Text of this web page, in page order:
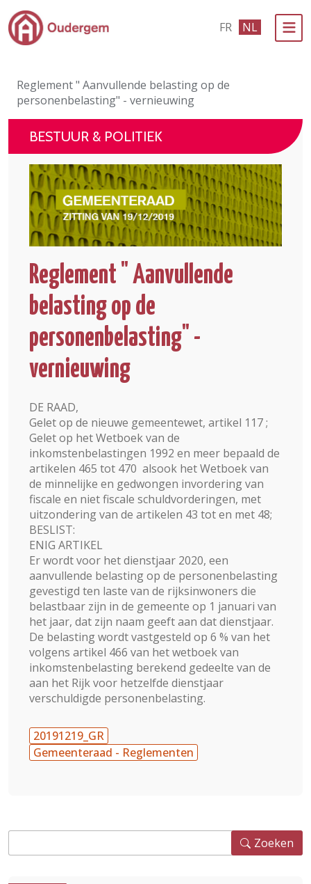
Ga naar de hoofdinhoud FR NL
Evenementen & Verenigingen
eLoket
Leven in Oudergem
In 1 klik
Reglement " Aanvullende belasting op de
personenbelasting" - vernieuwing
BESTUUR & POLITIEK
Reglement " Aanvullende
belasting op de
personenbelasting" -
vernieuwing
DE RAAD,
Gelet op de nieuwe gemeentewet, artikel 117 ;
Gelet op het Wetboek van de
inkomstenbelastingen 1992 en meer bepaald de
artikelen 465 tot 470 alsook het Wetboek van
de minnelijke en gedwongen invordering van
fiscale en niet fiscale schuldvorderingen, met
uitzondering van de artikelen 43 tot en met 48;
BESLIST:
ENIG ARTIKEL
Er wordt voor het dienstjaar 2020, een
aanvullende belasting op de personenbelasting
gevestigd ten laste van de rijksinwoners die
belastbaar zijn in de gemeente op 1 januari van
het jaar, dat zijn naam geeft aan dat dienstjaar.
De belasting wordt vastgesteld op 6 % van het
volgens artikel 466 van het wetboek van
inkomstenbelasting berekend gedeelte van de
aan het Rijk voor hetzelfde dienstjaar
verschuldigde personenbelasting.
20191219_GR
Gemeenteraad - Reglementen
Zoeken